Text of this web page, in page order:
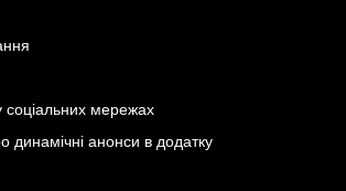
соціальних мережах
динамічні анонси в додатку